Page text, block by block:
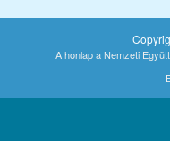
A honlap a Nemzeti